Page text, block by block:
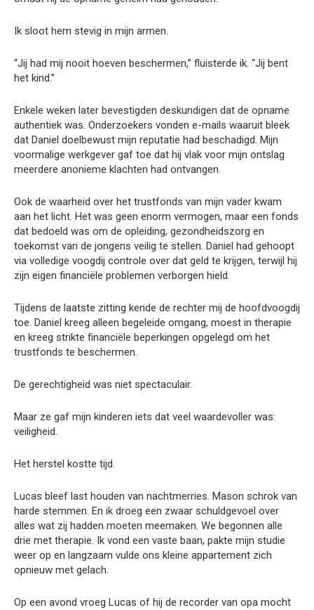
Ik sloot hem stevig in mijn armen.
“Jij had mij nooit hoeven beschermen,” fluisterde ik. “Jij bent
het kind.”
Enkele weken later bevestigden deskundigen dat de opname
authentiek was. Onderzoekers vonden e-mails waaruit bleek
dat Daniel doelbewust mijn reputatie had beschadigd. Mijn
voormalige werkgever gaf toe dat hij vlak voor mijn ontslag
meerdere anonieme klachten had ontvangen.
Ook de waarheid over het trustfonds van mijn vader kwam
aan het licht. Het was geen enorm vermogen, maar een fonds
dat bedoeld was om de opleiding, gezondheidszorg en
toekomst van de jongens veilig te stellen. Daniel had gehoopt
via volledige voogdij controle over dat geld te krijgen, terwijl hij
zijn eigen financiële problemen verborgen hield.
Tijdens de laatste zitting kende de rechter mij de hoofdvoogdij
toe. Daniel kreeg alleen begeleide omgang, moest in therapie
en kreeg strikte financiële beperkingen opgelegd om het
trustfonds te beschermen.
De gerechtigheid was niet spectaculair.
Maar ze gaf mijn kinderen iets dat veel waardevoller was:
veiligheid.
Het herstel kostte tijd.
Lucas bleef last houden van nachtmerries. Mason schrok van
harde stemmen. En ik droeg een zwaar schuldgevoel over
alles wat zij hadden moeten meemaken. We begonnen alle
drie met therapie. Ik vond een vaste baan, pakte mijn studie
weer op en langzaam vulde ons kleine appartement zich
opnieuw met gelach.
Op een avond vroeg Lucas of hij de recorder van opa mocht